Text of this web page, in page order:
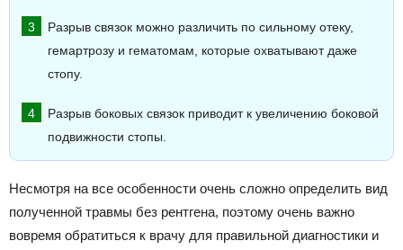
Разрыв связок можно различить по сильному отеку,
гемартрозу и гематомам, которые охватывают даже
стопу.
Разрыв боковых связок приводит к увеличению боковой
подвижности стопы.
Несмотря на все особенности очень сложно определить вид
полученной травмы без рентгена, поэтому очень важно
вовремя обратиться к врачу для правильной диагностики и